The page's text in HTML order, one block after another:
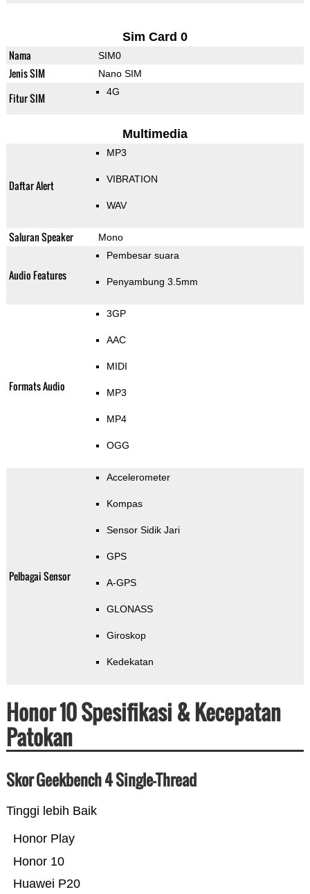
Sim Card 0
Nama SIM0
Jenis SIM Nano SIM
Fitur SIM 4G
Multimedia
Daftar Alert
MP3
VIBRATION
WAV
Saluran Speaker Mono
Audio Features
Pembesar suara
Penyambung 3.5mm
Formats Audio
3GP
AAC
MIDI
MP3
MP4
OGG
Pelbagai Sensor
Accelerometer
Kompas
Sensor Sidik Jari
GPS
A-GPS
GLONASS
Giroskop
Kedekatan
Honor 10 Spesifikasi & Kecepatan
Patokan
Skor Geekbench 4 Single-Thread
Tinggi lebih Baik
Huawei P20
Honor 10
Honor Play